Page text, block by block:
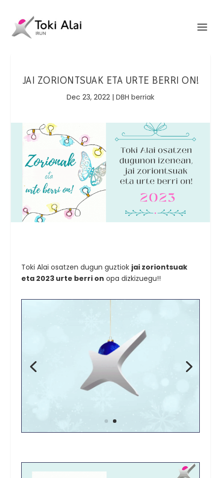
JAI ZORIONTSUAK ETA URTE BERRI ON!
Dec 23, 2022 | DBH berriak
Toki Alai osatzen dugun guztiok jai zoriontsuak
eta 2023 urte berri on opa dizkizuegu!!